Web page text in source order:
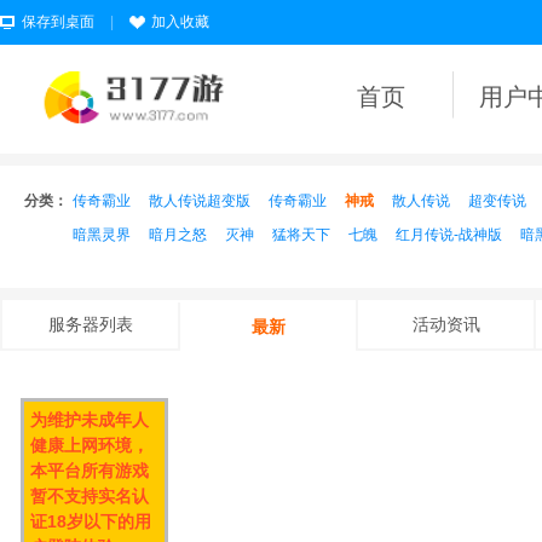
保存到桌面 加入收藏
首页 用户
分类： 传奇霸业 散人传说超变版 传奇霸业 神戒 散人传说
超变传说
暗黑灵界
暗月之怒 灭神 猛将天下 七魄 红月传说-战神版 暗
服务器列表 最新 活动资讯
为维护未成年人
健康上网环境，
本平台所有游戏
暂不支持实名认
证18岁以下的用